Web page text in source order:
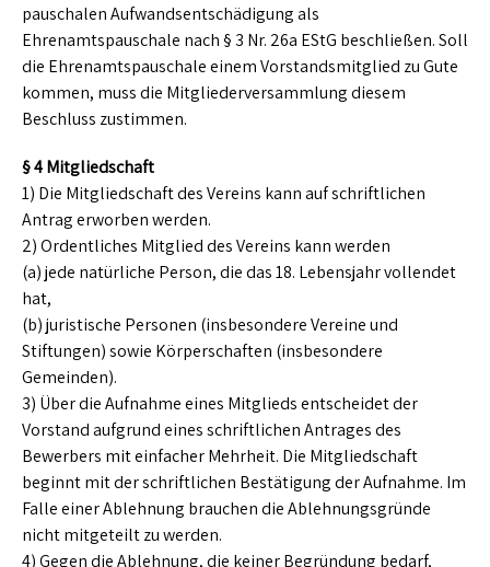
pauschalen Aufwandsentschädigung als
Ehrenamtspauschale nach § 3 Nr. 26a EStG beschließen. Soll
die Ehrenamtspauschale einem Vorstandsmitglied zu Gute
kommen, muss die Mitgliederversammlung diesem
Beschluss zustimmen.
§ 4 Mitgliedschaft
1) Die Mitgliedschaft des Vereins kann auf schriftlichen
Antrag erworben werden.
2) Ordentliches Mitglied des Vereins kann werden
(a) jede natürliche Person, die das 18. Lebensjahr vollendet
hat,
(b) juristische Personen (insbesondere Vereine und
Stiftungen) sowie Körperschaften (insbesondere
Gemeinden).
3) Über die Aufnahme eines Mitglieds entscheidet der
Vorstand aufgrund eines schriftlichen Antrages des
Bewerbers mit einfacher Mehrheit. Die Mitgliedschaft
beginnt mit der schriftlichen Bestätigung der Aufnahme. Im
Falle einer Ablehnung brauchen die Ablehnungsgründe
nicht mitgeteilt zu werden.
4) Gegen die Ablehnung, die keiner Begründung bedarf,